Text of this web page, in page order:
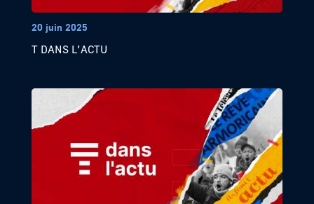
20 juin 2025
T DANS L’ACTU